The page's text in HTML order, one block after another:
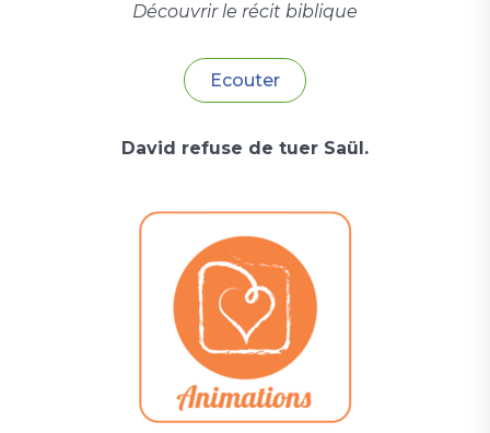
Découvrir le récit biblique
Ecouter
David refuse de tuer Saül.